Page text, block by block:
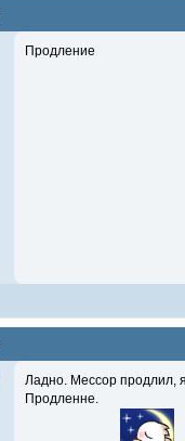
Продление
Ладно. Мессор продлил,
Продленне.